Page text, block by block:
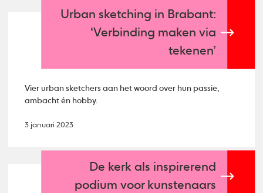
Urban sketching in Brabant:
‘Verbinding maken via
tekenen’
Vier urban sketchers aan het woord over hun passie,
ambacht én hobby.
3 januari 2023
De kerk als inspirerend
podium voor kunstenaars